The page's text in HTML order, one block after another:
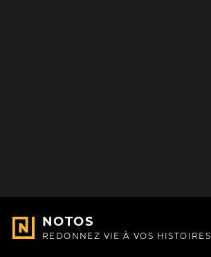
NOTOS
REDONNEZ VIE À VOS HISTOIRES